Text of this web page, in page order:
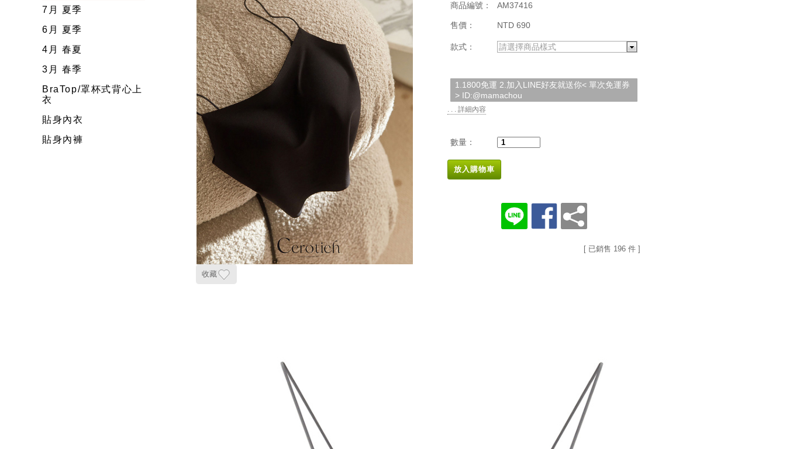
7月 夏季
6月 夏季
4月 春夏
3月 春季
BraTop/罩杯式背心上
衣
貼身內衣
貼身內褲
收藏
商品編號： AM37416
售價： NTD 690
款式： 請選擇商品樣式
1.1800免運 2.加入LINE好友就送你< 單次免運券
> ID:@mamachou
. . . 詳細內容
數量：
放入購物車
[ 已銷售 196 件 ]